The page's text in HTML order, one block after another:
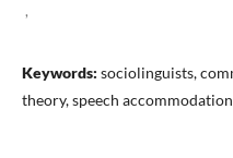
,
Keywords: sociolinguists,
theory, speech